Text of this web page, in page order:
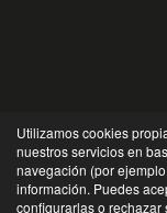
Calle
©Soto
Utilizamos cookies
nuestros servicios en
navegación (por
información. Puedes
configurarlas o rechazar